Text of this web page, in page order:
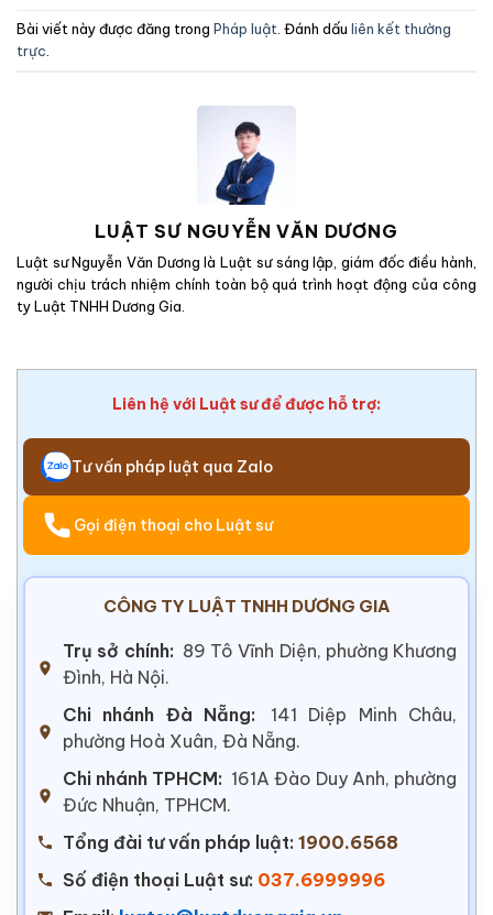
Bài viết này được đăng trong Pháp luật. Đánh dấu liên kết thường
trực.
LUẬT SƯ NGUYỄN VĂN DƯƠNG
Luật sư Nguyễn Văn Dương là Luật sư sáng lập, giám đốc điều hành,
người chịu trách nhiệm chính toàn bộ quá trình hoạt động của công
ty Luật TNHH Dương Gia.
Liên hệ với Luật sư để được hỗ trợ:
Tư vấn pháp luật qua Zalo
Gọi điện thoại cho Luật sư
CÔNG TY LUẬT TNHH DƯƠNG GIA
Trụ sở chính: 89 Tô Vĩnh Diện, phường Khương
Đình, Hà Nội.
Chi nhánh Đà Nẵng:
141 Diệp Minh Châu,
phường Hoà Xuân, Đà Nẵng.
Chi nhánh TPHCM: 161A Đào Duy Anh, phường
Đức Nhuận, TPHCM.
Tổng đài tư vấn pháp luật: 1900.6568
Số điện thoại Luật sư: 037.6999996